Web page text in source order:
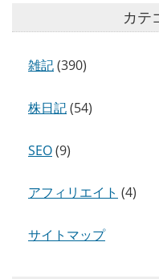
カテ
雑記(390)
株日記(54)
SEO(9)
アフィリエイト (4)
サイトマップ